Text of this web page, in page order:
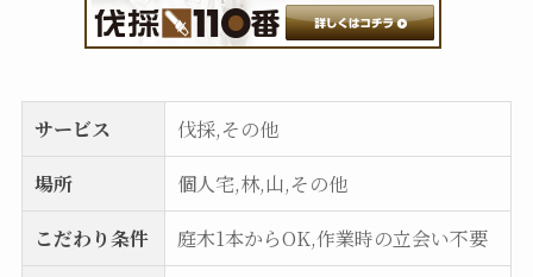
サービス
伐採,その他
場所
個人宅,林,山,その他
こだわり条件
庭木1本からOK,作業時の立会い不要